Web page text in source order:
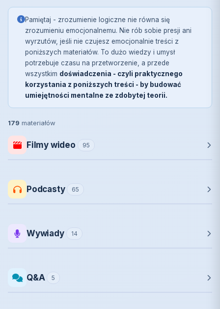
Pamiętaj - zrozumienie logiczne nie równa się
zrozumieniu emocjonalnemu. Nie rób sobie presji ani
wyrzutów, jeśli nie czujesz emocjonalnie treści z
poniższych materiałów. To dużo wiedzy i umysł
potrzebuje czasu na przetworzenie, a przede
wszystkim doświadczenia - czyli praktycznego
korzystania z poniższych treści - by budować
umiejętności mentalne ze zdobytej teorii.
179 materiałów
Filmy wideo 95
Podcasty 65
Wywiady 14
Q&A 5